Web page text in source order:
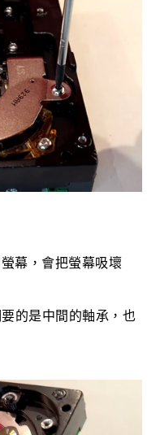
幕，會把螢幕吸壞
的是中間的軸承，也